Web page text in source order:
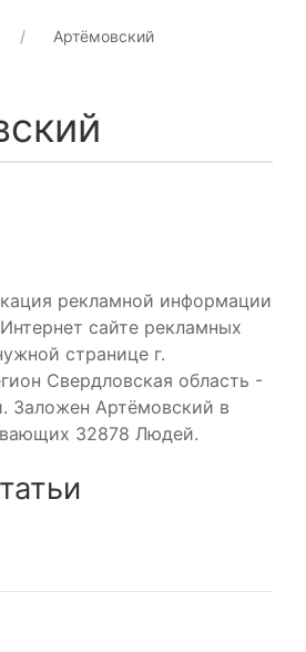
Артёмовский
рекламной информации
сайте рекламных
странице г.
Свердловская область -
Заложен Артёмовский в
32878 Людей.